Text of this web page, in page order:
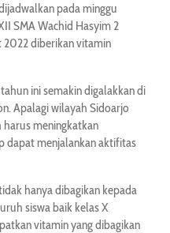
pada minggu
SMA Wachid Hasyim 2
2022 diberikan vitamin
ini semakin digalakkan di
Apalagi wilayah Sidoarjo
meningkatkan
dapat menjalankan aktifitas
hanya dibagikan kepada
siswa baik kelas X
vitamin yang dibagikan